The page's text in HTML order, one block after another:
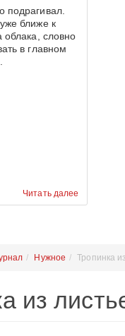
Читать далее
подрагивал.
ближе к
облака, словно
в главном
Нужное Тропинка
из